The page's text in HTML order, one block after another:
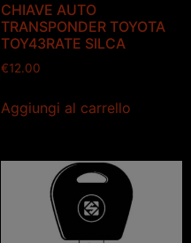
CHIAVE AUTO
TRANSPONDER TOYOTA
TOY43RATE SILCA
€12.00
Aggiungi al carrello